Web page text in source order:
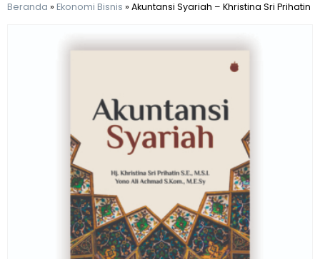
Beranda » Ekonomi Bisnis » Akuntansi Syariah – Khristina Sri Prihatin